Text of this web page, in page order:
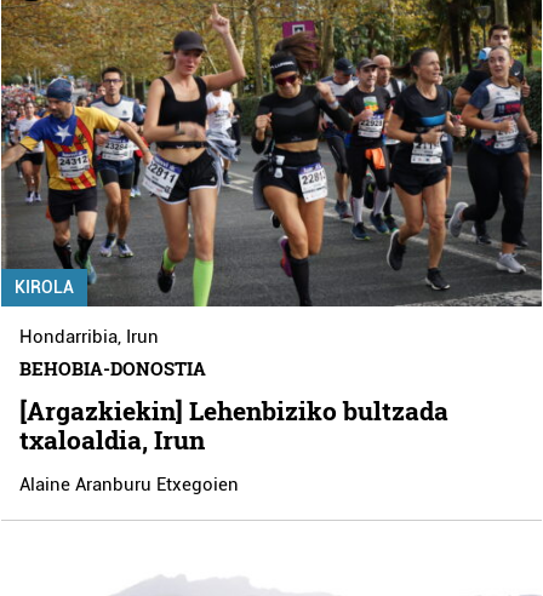
KIROLA
Hondarribia, Irun
BEHOBIA-DONOSTIA
[Argazkiekin] Lehenbiziko bultzada
txaloaldia, Irun
Alaine Aranburu Etxegoien